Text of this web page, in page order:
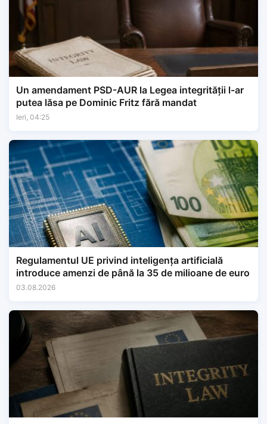
Un amendament PSD-AUR la Legea integrității l-ar
putea lăsa pe Dominic Fritz fără mandat
Ieri, 04:25
Regulamentul UE privind inteligența artificială
introduce amenzi de până la 35 de milioane de euro
03.08.2026